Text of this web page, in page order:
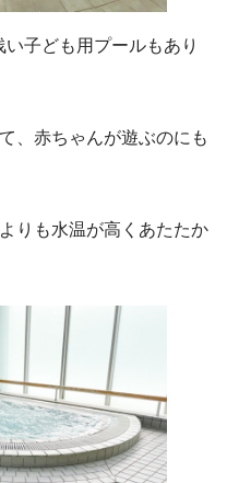
子ども用プールもあり
、赤ちゃんが遊ぶのにも
りも水温が高くあたたか